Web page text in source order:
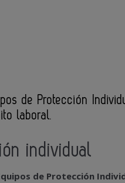
de Protección
laboral.
individual
de Protección